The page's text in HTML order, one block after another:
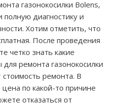
газонокосилки Bolens,
диагностику и
Хотим отметить, что
После проведения
четко знать какие
ремонта газонокосилки
стоимость ремонта. В
цена по какой-то причине
отказаться от